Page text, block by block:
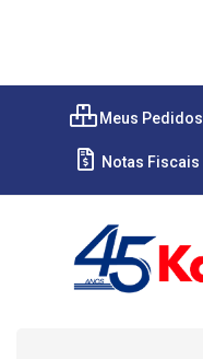
Meus Pedidos
Notas Fiscais